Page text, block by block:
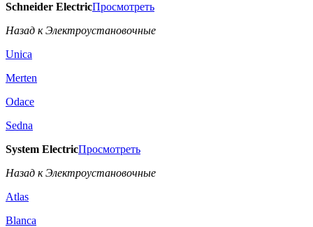
Schneider ElectricПросмотреть
Назад к Электроустановочные
Unica
Merten
Odace
Sedna
System ElectricПросмотреть
Назад к Электроустановочные
Atlas
Blanca